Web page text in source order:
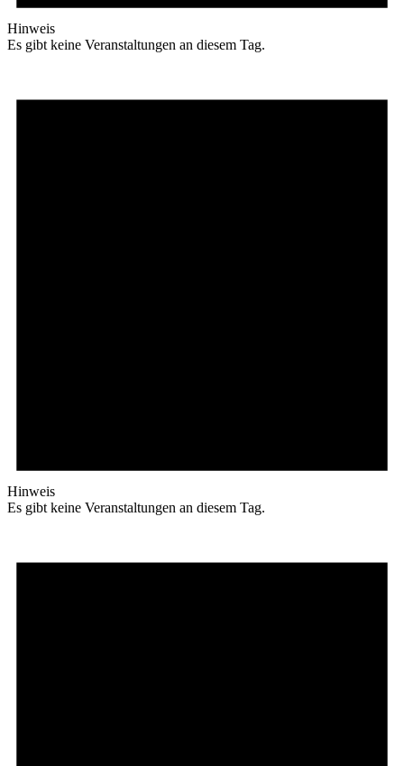
Hinweis
Es gibt keine Veranstaltungen an diesem Tag.
Hinweis
Es gibt keine Veranstaltungen an diesem Tag.